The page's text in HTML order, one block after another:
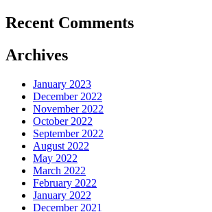
Recent Comments
Archives
January 2023
December 2022
November 2022
October 2022
September 2022
August 2022
May 2022
March 2022
February 2022
January 2022
December 2021